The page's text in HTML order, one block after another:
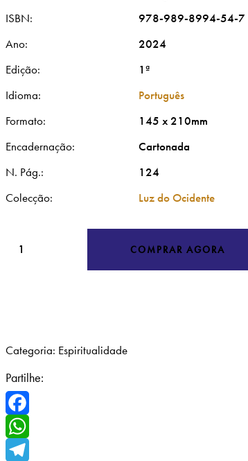
ISBN
978-989-8994-54-7
Ano
2024
Edição
1ª
Idioma
Português
Formato
145 x 210mm
Encadernação
Cartonada
N. Pág.
124
Colecção
Luz do Ocidente
QUE
A
PRECEDE
NA
PSIQUE
DOLOROSA
COMPRAR AGORA
Categoria: Espiritualidade
Partilhe:
Facebook
WhatsApp